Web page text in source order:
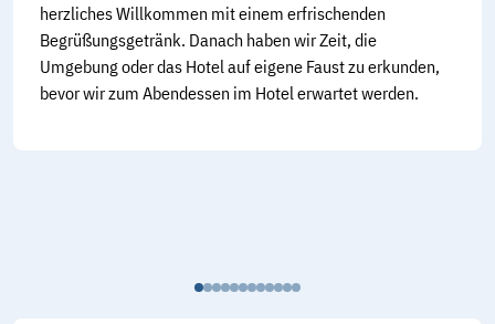
herzliches Willkommen mit einem erfrischenden
Begrüßungsgetränk. Danach haben wir Zeit, die
Umgebung oder das Hotel auf eigene Faust zu erkunden,
bevor wir zum Abendessen im Hotel erwartet werden.